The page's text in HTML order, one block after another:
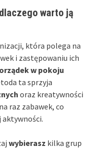
warto ją
która polega na
i zastępowaniu ich
w pokoju
ta sprzyja
oraz kreatywności
raz zabawek, co
aktywności.
wybierasz kilka grup